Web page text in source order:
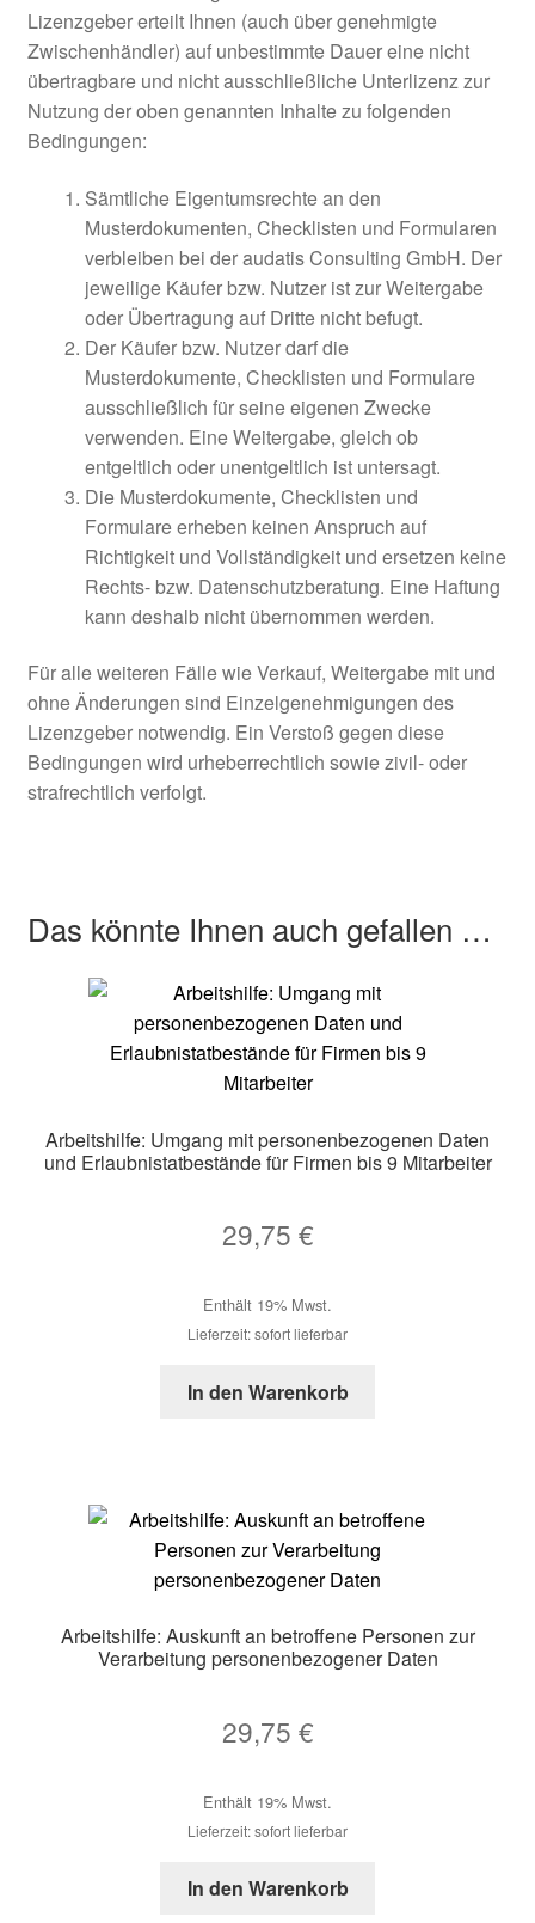
Lizenzgeber erteilt Ihnen (auch über genehmigte
Zwischenhändler) auf unbestimmte Dauer eine nicht
übertragbare und nicht ausschließliche Unterlizenz zur
Nutzung der oben genannten Inhalte zu folgenden
Bedingungen:
Sämtliche Eigentumsrechte an den
Musterdokumenten, Checklisten und Formularen
verbleiben bei der audatis Consulting GmbH. Der
jeweilige Käufer bzw. Nutzer ist zur Weitergabe
oder Übertragung auf Dritte nicht befugt.
Der Käufer bzw. Nutzer darf die
Musterdokumente, Checklisten und Formulare
ausschließlich für seine eigenen Zwecke
verwenden. Eine Weitergabe, gleich ob
entgeltlich oder unentgeltlich ist untersagt.
Die Musterdokumente, Checklisten und
Formulare erheben keinen Anspruch auf
Richtigkeit und Vollständigkeit und ersetzen keine
Rechts- bzw. Datenschutzberatung. Eine Haftung
kann deshalb nicht übernommen werden.
Für alle weiteren Fälle wie Verkauf, Weitergabe mit und
ohne Änderungen sind Einzelgenehmigungen des
Lizenzgeber notwendig. Ein Verstoß gegen diese
Bedingungen wird urheberrechtlich sowie zivil- oder
strafrechtlich verfolgt.
Das könnte Ihnen auch gefallen …
Arbeitshilfe: Umgang mit personenbezogenen Daten
und Erlaubnistatbestände für Firmen bis 9 Mitarbeiter
29,75 €
Enthält 19% Mwst.
Lieferzeit: sofort lieferbar
In den Warenkorb
Arbeitshilfe: Auskunft an betroffene Personen zur
Verarbeitung personenbezogener Daten
29,75 €
Enthält 19% Mwst.
Lieferzeit: sofort lieferbar
In den Warenkorb